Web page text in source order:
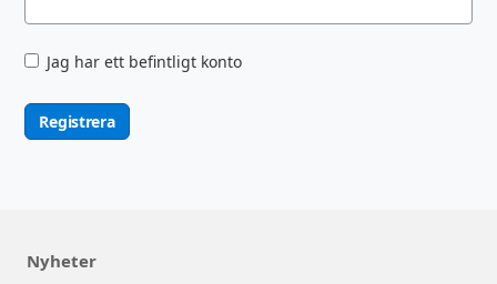
Jag har ett befintligt konto
Registrera
Nyheter